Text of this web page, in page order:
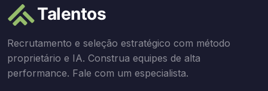
Recrutamento e seleção estratégico com método
proprietário e IA. Construa equipes de alta
performance. Fale com um especialista.